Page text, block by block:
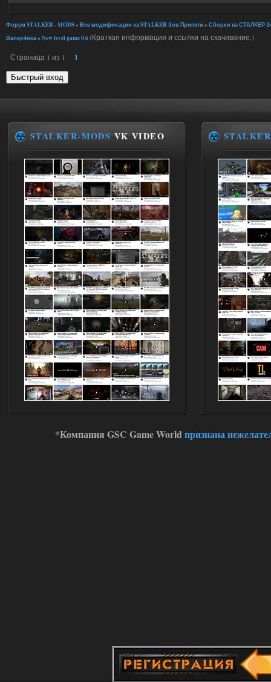
Форум STALKER - MODS» Все модификации на STALKER Зов Припяти » Сборки на СТАЛКЕР
Валер4ика» New level game 0.6(Краткая информация и ссылки на скачивание.)
Страница 1 из 1 1
STALKER-MODS VK VIDEO
*Компания GSC Game Worldпризнана